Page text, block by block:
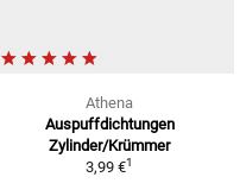
Athena
Auspuffdichtungen
Zylinder/Krümmer
3,99 €1